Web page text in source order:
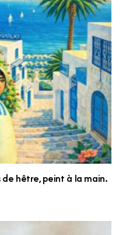
hêtre, peint à la main.